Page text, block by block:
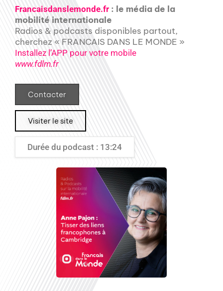
Francaisdanslemonde.fr : le média de la
mobilité internationale
Radios & podcasts disponibles partout,
cherchez « FRANCAIS DANS LE MONDE »
Installez l’APP pour votre mobile
www.fdlm.fr
Contacter
Visiter le site
Durée du podcast : 13:24